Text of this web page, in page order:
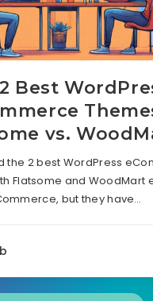
Best
vs.
the 2 best WordPress
Flatsome and WoodMart
but they have…